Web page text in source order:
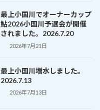
最上小国川でオーナーカップ
鮎2026小国川予選会が開催
されました。2026.7.20
2026年7月21日
最上小国川増水しました。
2026.7.13
2026年7月13日